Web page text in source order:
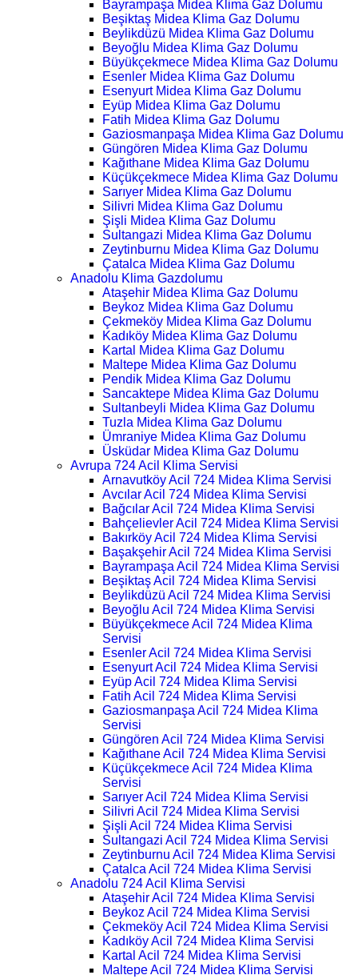
Bayrampaşa Midea Klima Gaz Dolumu
Beşiktaş Midea Klima Gaz Dolumu
Beylikdüzü Midea Klima Gaz Dolumu
Beyoğlu Midea Klima Gaz Dolumu
Büyükçekmece Midea Klima Gaz Dolumu
Esenler Midea Klima Gaz Dolumu
Esenyurt Midea Klima Gaz Dolumu
Eyüp Midea Klima Gaz Dolumu
Fatih Midea Klima Gaz Dolumu
Gaziosmanpaşa Midea Klima Gaz Dolumu
Güngören Midea Klima Gaz Dolumu
Kağıthane Midea Klima Gaz Dolumu
Küçükçekmece Midea Klima Gaz Dolumu
Sarıyer Midea Klima Gaz Dolumu
Silivri Midea Klima Gaz Dolumu
Şişli Midea Klima Gaz Dolumu
Sultangazi Midea Klima Gaz Dolumu
Zeytinburnu Midea Klima Gaz Dolumu
Çatalca Midea Klima Gaz Dolumu
Anadolu Klima Gazdolumu
Ataşehir Midea Klima Gaz Dolumu
Beykoz Midea Klima Gaz Dolumu
Çekmeköy Midea Klima Gaz Dolumu
Kadıköy Midea Klima Gaz Dolumu
Kartal Midea Klima Gaz Dolumu
Maltepe Midea Klima Gaz Dolumu
Pendik Midea Klima Gaz Dolumu
Sancaktepe Midea Klima Gaz Dolumu
Sultanbeyli Midea Klima Gaz Dolumu
Tuzla Midea Klima Gaz Dolumu
Ümraniye Midea Klima Gaz Dolumu
Üsküdar Midea Klima Gaz Dolumu
Avrupa 724 Acil Klima Servisi
Arnavutköy Acil 724 Midea Klima Servisi
Avcılar Acil 724 Midea Klima Servisi
Bağcılar Acil 724 Midea Klima Servisi
Bahçelievler Acil 724 Midea Klima Servisi
Bakırköy Acil 724 Midea Klima Servisi
Başakşehir Acil 724 Midea Klima Servisi
Bayrampaşa Acil 724 Midea Klima Servisi
Beşiktaş Acil 724 Midea Klima Servisi
Beylikdüzü Acil 724 Midea Klima Servisi
Beyoğlu Acil 724 Midea Klima Servisi
Büyükçekmece Acil 724 Midea Klima
Servisi
Esenler Acil 724 Midea Klima Servisi
Esenyurt Acil 724 Midea Klima Servisi
Eyüp Acil 724 Midea Klima Servisi
Fatih Acil 724 Midea Klima Servisi
Gaziosmanpaşa Acil 724 Midea Klima
Servisi
Güngören Acil 724 Midea Klima Servisi
Kağıthane Acil 724 Midea Klima Servisi
Küçükçekmece Acil 724 Midea Klima
Servisi
Sarıyer Acil 724 Midea Klima Servisi
Silivri Acil 724 Midea Klima Servisi
Şişli Acil 724 Midea Klima Servisi
Sultangazi Acil 724 Midea Klima Servisi
Zeytinburnu Acil 724 Midea Klima Servisi
Çatalca Acil 724 Midea Klima Servisi
Anadolu 724 Acil Klima Servisi
Ataşehir Acil 724 Midea Klima Servisi
Beykoz Acil 724 Midea Klima Servisi
Çekmeköy Acil 724 Midea Klima Servisi
Kadıköy Acil 724 Midea Klima Servisi
Kartal Acil 724 Midea Klima Servisi
Maltepe Acil 724 Midea Klima Servisi